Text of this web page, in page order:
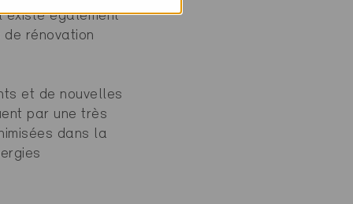
également
rénovation
et de nouvelles
par une très
dans la